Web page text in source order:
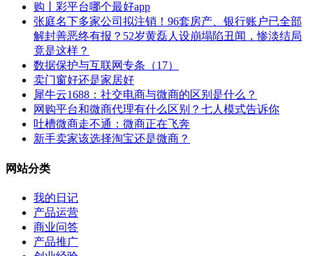
购丨彩平台哪个最好app
张庭名下多家公司拟注销！96套房产、银行账户已全部
解封善恶终有报？52岁黄磊人设崩塌陷丑闻，惨淡结局
竟是这样？
数据保护与互联网专条（17）
卖门窗好还是家居好
犀牛云1688：社交电商与微商的区别是什么？
网购平台和微商代理有什么区别？七人模式告诉你
吐槽微商走不通：微商正在飞奔
新手卖家该选择淘宝还是微商？
网站分类
我的日记
产品运营
商业问答
产品推广